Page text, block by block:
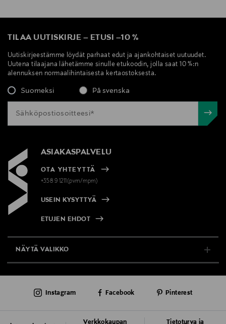
TILAA UUTISKIRJE – ETUSI –10 %
Uutiskirjeestämme löydät parhaat edut ja ajankohtaiset uutuudet.
Uutena tilaajana lähetämme sinulle etukoodin, jolla saat 10 %:n
alennuksen normaalihintaisesta kertaostoksesta.
Suomeksi På svenska
ASIAKASPALVELU
OTA YHTEYTTÄ
+358 9 1211(pvm/mpm)
USEIN KYSYTTYÄ
ETUJEN EHDOT
NÄYTÄ VALIKKO
AJANKOHTAISTA
Verkkokaupan Tietoturva ja
Instagram Facebook Pinterest